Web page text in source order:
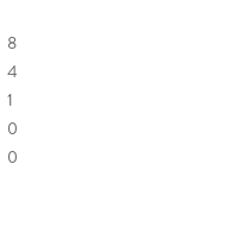
8
4
1
0
0